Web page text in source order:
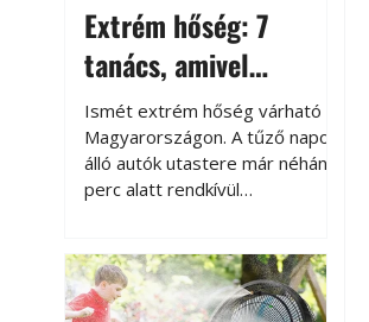
Extrém hőség: 7
tanács, amivel
megóvhatjuk
autónkat a nyári
károktól
Ismét extrém hőség várható
Magyarországon. A tűző napon
álló autók utastere már néhány
perc alatt rendkívül
megközelítheti. Ez nemcsak a
beszállást teszi kellemetlenné,